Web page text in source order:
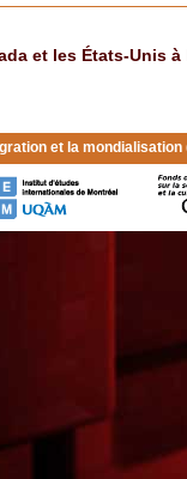
et les États-Unis à
et la mondialisation